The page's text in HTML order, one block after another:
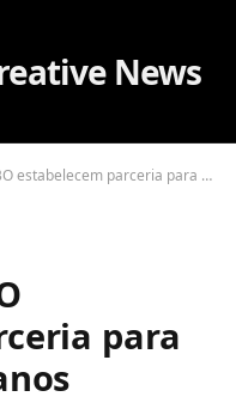
parceria para os próximos 10 anos
para